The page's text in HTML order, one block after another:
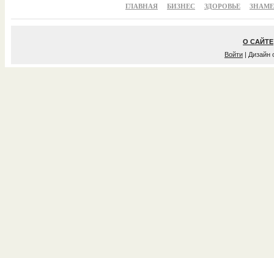
ГЛАВНАЯ БИЗНЕС ЗДОРОВЬЕ
О САЙТЕ
Войти | Дизайн